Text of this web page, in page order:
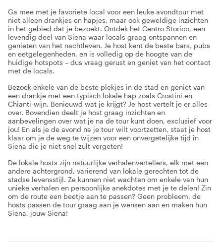
Ga mee met je favoriete local voor een leuke avondtour met
niet alleen drankjes en hapjes, maar ook geweldige inzichten
in het gebied dat je bezoekt. Ontdek het Centro Storico, een
levendig deel van Siena waar locals graag ontspannen en
genieten van het nachtleven. Je host kent de beste bars, pubs
en eetgelegenheden, en is volledig op de hoogte van de
huidige hotspots – dus vraag gerust en geniet van het contact
met de locals.
Bezoek enkele van de beste plekjes in de stad en geniet van
een drankje met een typisch lokale hap zoals Crostini en
Chianti-wijn. Benieuwd wat je krijgt? Je host vertelt je er alles
over. Bovendien deelt je host graag inzichten en
aanbevelingen over wat je na de tour kunt doen, exclusief voor
jou! En als je de avond na je tour wilt voortzetten, staat je host
klaar om je de weg te wijzen voor een onvergetelijke tijd in
Siena die je niet snel zult vergeten!
De lokale hosts zijn natuurlijke verhalenvertellers, elk met een
andere achtergrond, variërend van lokale gerechten tot de
stadse levensstijl. Ze kunnen niet wachten om enkele van hun
unieke verhalen en persoonlijke anekdotes met je te delen! Zin
om de route een beetje aan te passen? Geen probleem, de
hosts passen de tour graag aan je wensen aan en maken hun
Siena, jouw Siena!